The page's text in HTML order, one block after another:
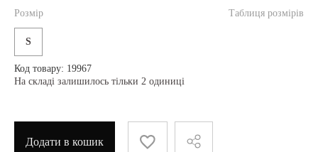
Таблиця розмірів
Розмір
S
Код товару: 19967
На складі залишилось тільки 2 одиниці
Додати в кошик